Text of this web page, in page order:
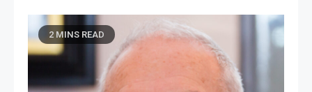
2 MINS READ